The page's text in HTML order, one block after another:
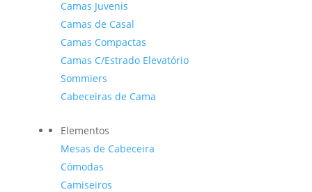
Camas Juvenis
Camas de Casal
Camas Compactas
Camas C/Estrado Elevatório
Sommiers
Cabeceiras de Cama
Elementos
Mesas de Cabeceira
Cómodas
Camiseiros